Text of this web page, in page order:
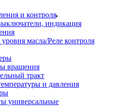
и контроля
индикация
уровня масла/Реле контроля
вращения
тракт
и давления
универсальные